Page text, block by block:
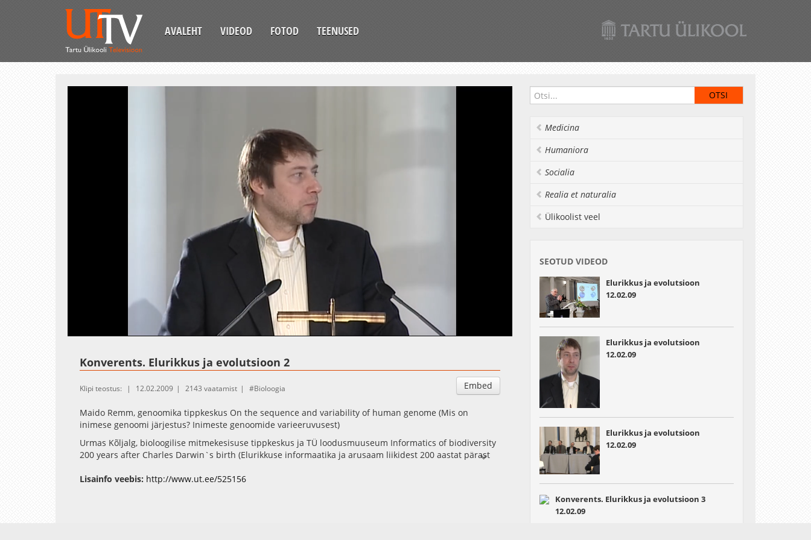
AVALEHT VIDEOD FOTOD TEENUSED
57.23%
Esituskiirused
Konverents. Elurikkus ja evolutsioon 2
Embed
Klipi teostus: 12.02.2009 2143 vaatamist Bioloogia
Maido Remm, genoomika tippkeskus On the sequence and variability of human genome (Mis on
inimese genoomi järjestus? Inimeste genoomide varieeruvusest)
Urmas Kõljalg, bioloogilise mitmekesisuse tippkeskus ja TÜ loodusmuuseum Informatics of biodiversity
200 years after Charles Darwin`s birth (Elurikkuse informaatika ja arusaam liikidest 200 aastat pärast
Lisainfo veebis: http://www.ut.ee/525156
Medicina
Humaniora
Socialia
Realia et naturalia
Ülikoolist veel
SEOTUD VIDEOD
Elurikkus ja evolutsioon
12.02.09
Elurikkus ja evolutsioon
12.02.09
Elurikkus ja evolutsioon
12.02.09
Konverents. Elurikkus ja evolutsioon 3
12.02.09